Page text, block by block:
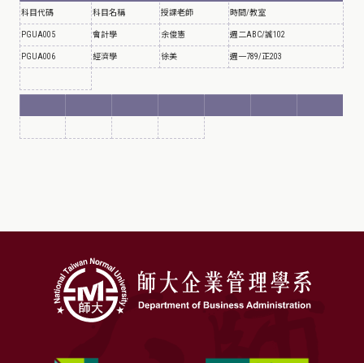
科目代碼 科目名稱 授課老師 時間/教室
PGUA005 會計學 余俊憲 週二ABC/誠102
PGUA006 經濟學 徐美 週一789/正203